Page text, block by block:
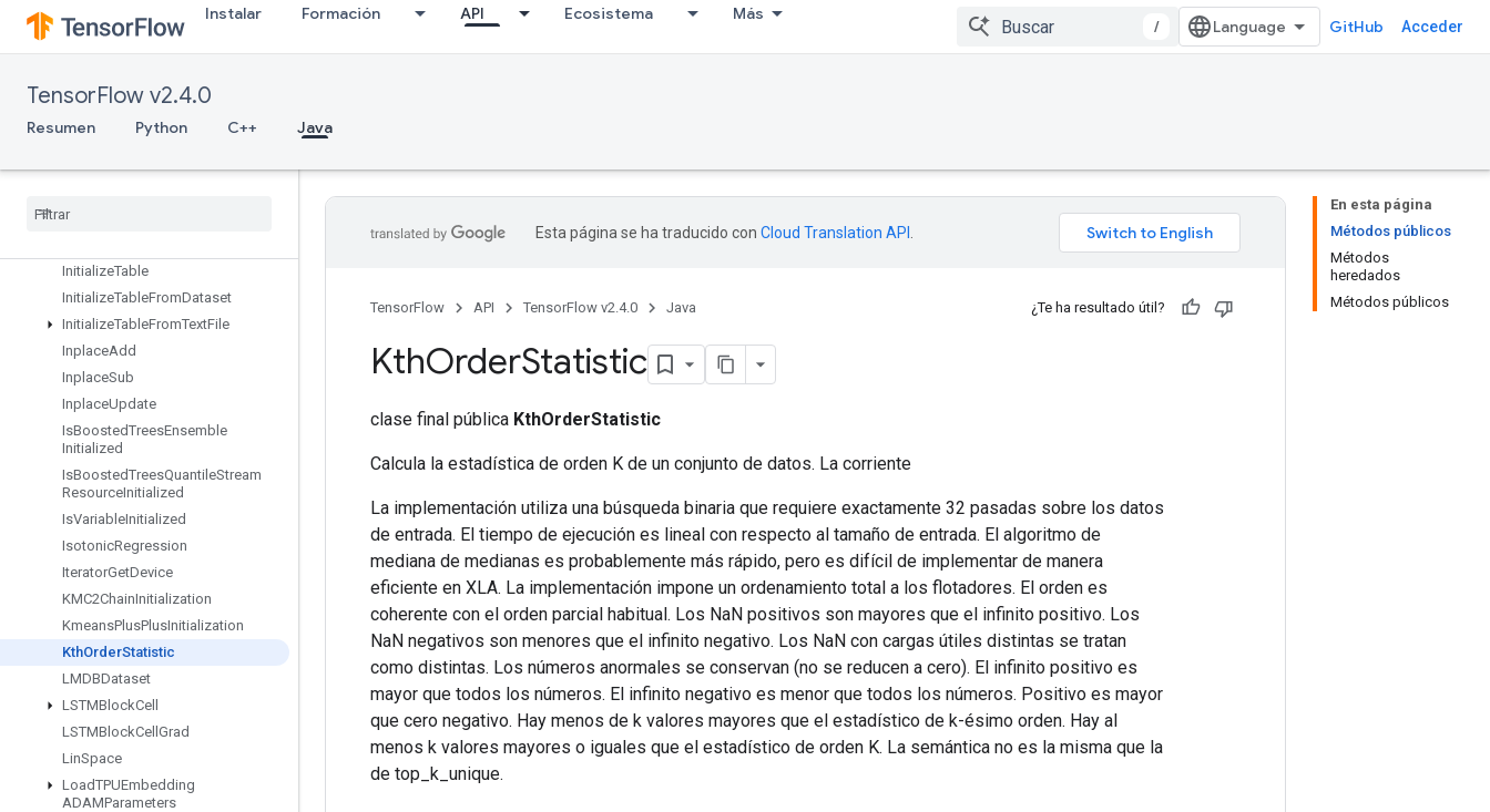
Instalar Formación API Ecosistema Más
/ GitHub Acceder
TensorFlow v2.4.0
Resumen Python C++ Java
IgnoreErrorsDataset
ImageProjectiveTransformV2
ImageProjectiveTransformV3
InfeedDequeue
Infeed
InitializeTable
InitializeTableFromDataset
InitializeTableFromTextFile
InplaceAdd
InplaceSub
InplaceUpdate
IsBoostedTreesEnsemble
Initialized
IsBoostedTreesQuantileStream
ResourceInitialized
IsVariableInitialized
IsotonicRegression
IteratorGetDevice
KMC2ChainInitialization
KmeansPlusPlusInitialization
KthOrderStatistic
LMDBDataset
LSTMBlockCell
LSTMBlockCell Grad
LinSpace
LoadTPUEmbedding
ADAMParameters
En esta página
Métodos públicos
Métodos
heredados
Métodos públicos
Esta página se ha traducido con Cloud Translation API
TensorFlow API TensorFlow v2.4.0 Java ¿Te ha resultado útil?
KthOrderStatistic
clase final pública KthOrderStatistic
Calcula la estadística de orden K de un conjunto de datos. La corriente
La implementación utiliza una búsqueda binaria que requiere exactamente 32 pasadas sobre los datos
de entrada. El tiempo de ejecución es lineal con respecto al tamaño de entrada. El algoritmo de
mediana de medianas es probablemente más rápido, pero es difícil de implementar de manera
eficiente en XLA. La implementación impone un ordenamiento total a los flotadores. El orden es
coherente con el orden parcial habitual. Los NaN positivos son mayores que el infinito positivo. Los
NaN negativos son menores que el infinito negativo. Los NaN con cargas útiles distintas se tratan
como distintas. Los números anormales se conservan (no se reducen a cero). El infinito positivo es
mayor que todos los números. El infinito negativo es menor que todos los números. Positivo es mayor
que cero negativo. Hay menos de k valores mayores que el estadístico de k-ésimo orden. Hay al
menos k valores mayores o iguales que el estadístico de orden K. La semántica no es la misma que la
de top_k_unique.